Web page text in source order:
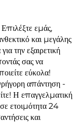
εμάς,
και μεγάλης
την εξαιρετική
σας να
εύκολα!
απάντηση -
Η επαγγελματική
ετοιμότητα 24
και